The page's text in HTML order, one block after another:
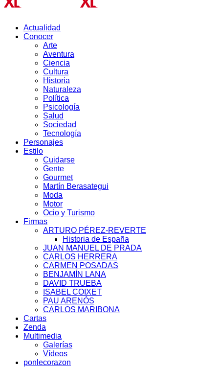
Actualidad
Conocer
Arte
Aventura
Ciencia
Cultura
Historia
Naturaleza
Política
Psicología
Salud
Sociedad
Tecnología
Personajes
Estilo
Cuidarse
Gente
Gourmet
Martín Berasategui
Moda
Motor
Ocio y Turismo
Firmas
ARTURO PÉREZ-REVERTE
Historia de España
JUAN MANUEL DE PRADA
CARLOS HERRERA
CARMEN POSADAS
BENJAMÍN LANA
DAVID TRUEBA
ISABEL COIXET
PAU ARENÓS
CARLOS MARIBONA
Cartas
Zenda
Multimedia
Galerías
Vídeos
ponlecorazon